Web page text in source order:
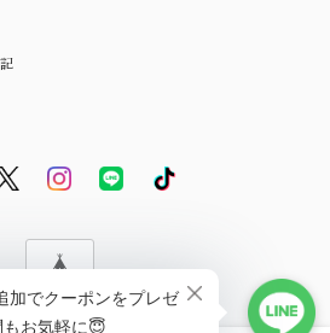
© EBiS GEM